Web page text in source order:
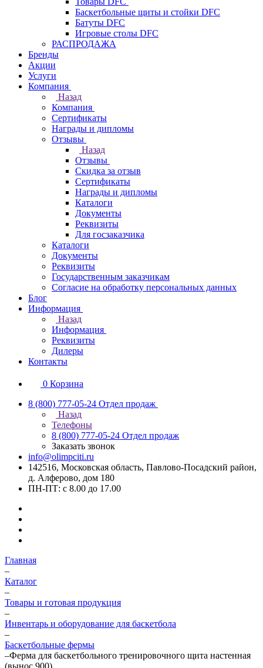
Баскетбольные щиты и стойки DFC
Батуты DFC
Игровые столы DFC
РАСПРОДАЖА
Бренды
Акции
Услуги
Компания
Назад
Компания
Сертификаты
Награды и дипломы
Отзывы
Назад
Отзывы
Скидка за отзыв
Сертификаты
Награды и дипломы
Каталоги
Документы
Реквизиты
Для госзаказчика
Каталоги
Документы
Реквизиты
Государственным заказчикам
Согласие на обработку персональных данных
Блог
Информация
Назад
Информация
Реквизиты
Дилеры
Контакты
0 Корзина
8 (800) 777-05-24 Отдел продаж
Назад
Телефоны
8 (800) 777-05-24 Отдел продаж
Заказать звонок
info@olimpciti.ru
142516, Московская область, Павлово-Посадский район,
д. Алферово, дом 180
ПН-ПТ: с 8.00 до 17.00
Главная
–
Каталог
–
Товары и готовая продукция
–
Инвентарь и оборудование для баскетбола
–
Баскетбольные фермы
–Ферма для баскетбольного тренировочного щита настенная
(вынос 900)